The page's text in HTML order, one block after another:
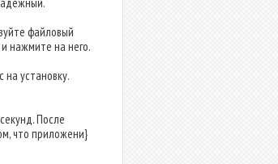
файловый
нажмите на него.
на установку.
После
что приложени}